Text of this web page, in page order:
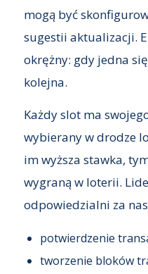
mogą być
sugestii aktualizacji.
okrężny: gdy jedna
kolejna.
Każdy slot ma
wybierany w drodze
im wyższa stawka,
wygraną w loterii.
odpowiedzialni za
potwierdzenie
tworzenie bloków